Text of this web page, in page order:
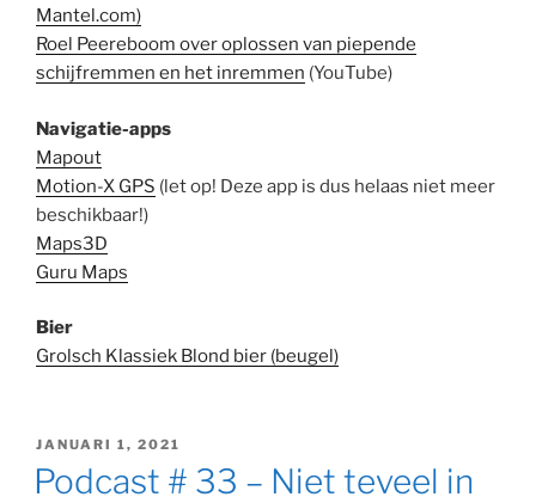
Mantel.com)
Roel Peereboom over oplossen van piepende
schijfremmen en het inremmen (YouTube)
Navigatie-apps
Mapout
Motion-X GPS (let op! Deze app is dus helaas niet meer
beschikbaar!)
Maps3D
Guru Maps
Bier
Grolsch Klassiek Blond bier (beugel)
GEPLAATST
OP
JANUARI 1, 2021
Podcast # 33 – Niet teveel in